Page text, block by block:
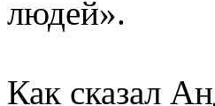
людей».
Как сказал